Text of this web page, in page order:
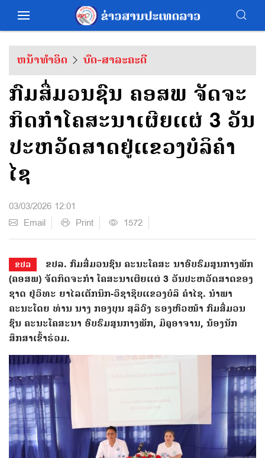
ຫນ້າທຳອິດ ບົດ-ສາລະຄະດີ
ກົມສື່ມວນຊົນ ຄອສພ ຈັດຈະ
ກິດກຳໂຄສະນາເຜີຍແຜ່ 3 ວັນ
ປະຫວັດສາດຢູ່ແຂວງບໍລິຄຳ
ໄຊ
03/03/2026 12:01
Email
Print 1572
ຂປລ
ຂປລ. ກົມສື່ມວນຊົນ ຄະນະໂຄສະ ນາອົບຮົມສູນກາງພັກ
(ຄອສພ) ຈັດກິດຈະກຳ ໂຄສະນາເຜີຍແຜ່ 3 ວັນປະຫວັດສາດຂອງ
ຊາດ ຢູ່ວິທະ ຍາໄລເຕັກນິກ-ວິຊາຊີບແຂວງບໍລິ ຄຳໄຊ. ນຳພາ
ຄະນະໂດຍ ທ່ານ ນາງ ກອງບຸນ ສຸລິວົງ ຮອງຫົວໜ້າ ກົມສື່ມວນ
ຊົນ ຄະນະໂຄສະນາ ອົບຮົມສູນກາງພັກ, ມີຄູອາຈານ, ນ້ອງນັກ
ສຶກສາເຂົ້າຮ່ວມ.